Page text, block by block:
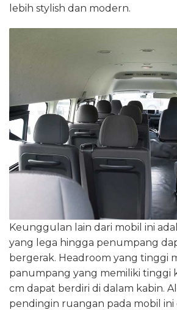
lebih stylish dan modern.
Keunggulan lain dari mobil ini
yang lega hingga penumpang
bergerak. Headroom yang tinggi
panumpang yang memiliki tinggi
cm dapat berdiri di dalam kabin.
pendingin ruangan pada mobil